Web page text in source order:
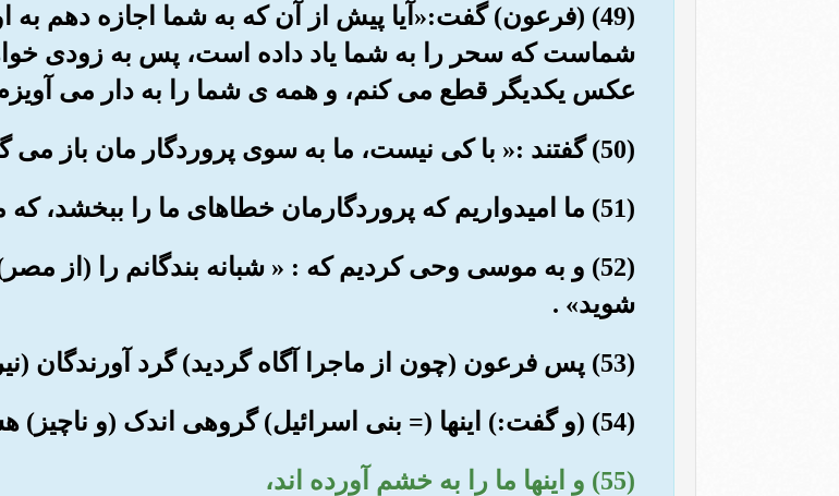
(49) (فرعون) گفت:«آیا پیش از آن که به شما اجازه دهم به
شماست که سحر را به شما یاد داده است، پس به زودی
عکس یکدیگر قطع می کنم، و همه ی شما را به دار می
(50) گفتند :« با کی نیست، ما به سوی پروردگار مان باز می گردیم.
(51) ما امیدواریم که پروردگارمان خطاهای ما را ببخشد، که ما از نخستین ایمان آورندگان بودیم».
(52) و به موسی وحی کردیم که : « شبانه بندگانم را (از
شوید» .
(53) پس فرعون (چون از ماجرا آگاه گردید) گرد آورندگان (نیرو) را به شهرها فرستاد.
(54) (و گفت:) اینها (= بنی اسرائیل) گروهی اندک (و ناچیز) هستند،
(55) و اینها ما را به خشم آورده اند،